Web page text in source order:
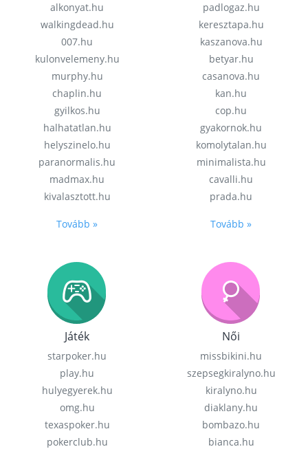
alkonyat.hu
walkingdead.hu
007.hu
kulonvelemeny.hu
murphy.hu
chaplin.hu
gyilkos.hu
halhatatlan.hu
helyszinelo.hu
paranormalis.hu
madmax.hu
kivalasztott.hu
Tovább »
padlogaz.hu
keresztapa.hu
kaszanova.hu
betyar.hu
casanova.hu
kan.hu
cop.hu
gyakornok.hu
komolytalan.hu
minimalista.hu
cavalli.hu
prada.hu
Tovább »
Játék
starpoker.hu
play.hu
hulyegyerek.hu
omg.hu
texaspoker.hu
pokerclub.hu
Női
missbikini.hu
szepsegkiralyno.hu
kiralyno.hu
diaklany.hu
bombazo.hu
bianca.hu